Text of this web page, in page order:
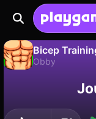
Bicep
Obby